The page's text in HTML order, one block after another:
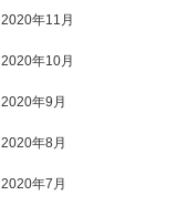
2020年11月
2020年10月
2020年9月
2020年8月
2020年7月